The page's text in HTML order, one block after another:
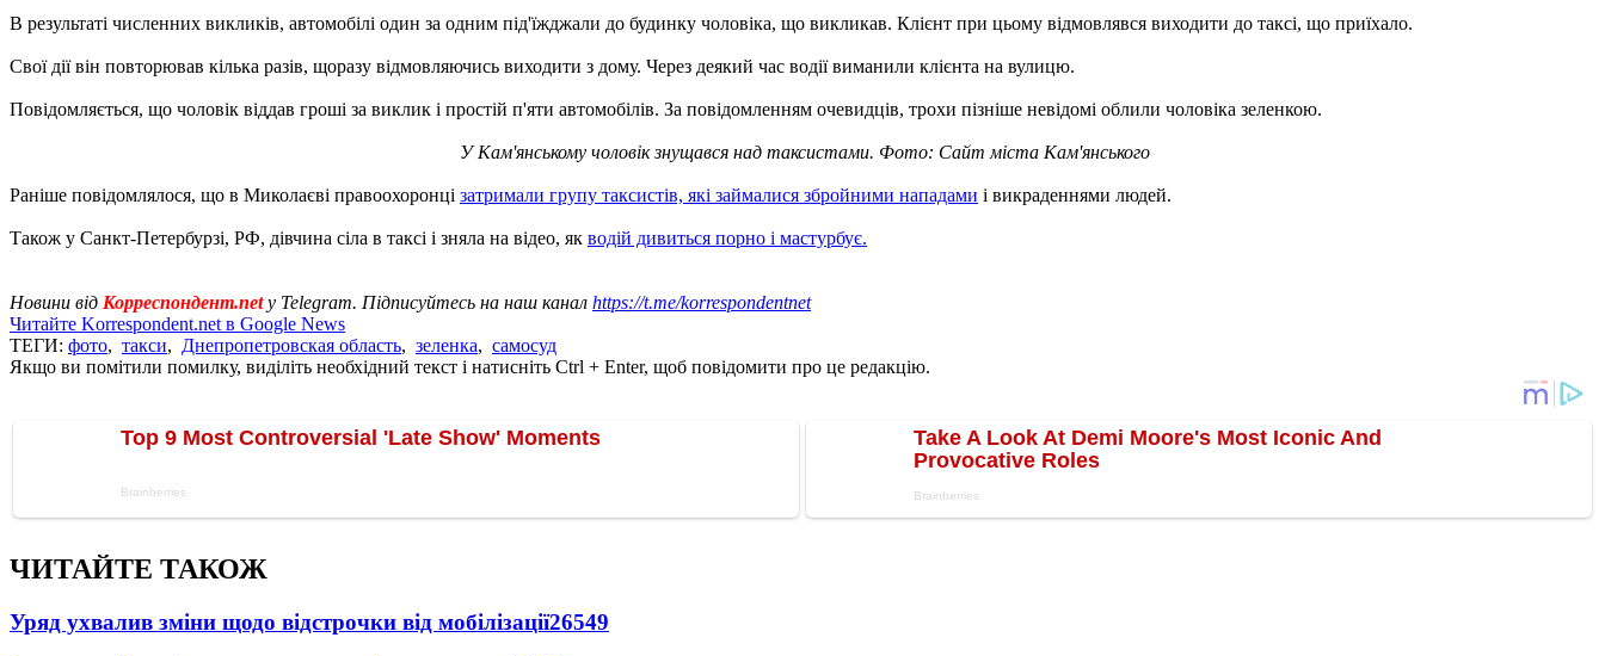
В результаті численних викликів, автомобілі один за одним під'їжджали до будинку чоловіка, що викликав. Клієнт при цьому відмовлявся виходити до таксі, що приїхало.
Свої дії він повторював кілька разів, щоразу відмовляючись виходити з дому. Через деякий час водії виманили клієнта на вулицю.
Повідомляється, що чоловік віддав гроші за виклик і простій п'яти автомобілів. За повідомленням очевидців, трохи пізніше невідомі облили чоловіка зеленкою.
У Кам'янському чоловік знущався над таксистами. Фото: Сайт міста Кам'янського
Раніше повідомлялося, що в Миколаєві правоохоронці затримали групу таксистів, які займалися збройними нападами і викраденнями людей.
Також у Санкт-Петербурзі, РФ, дівчина сіла в таксі і зняла на відео, як водій дивиться порно і мастурбує.
Новини від Корреспондент.netу Telegram. Підписуйтесь на наш канал https://t.me/korrespondentnet
Читайте Korrespondent.net в Google News
ТЕГИ: фото, такси, Днепропетровская область, зеленка, самосуд
Якщо ви помітили помилку, виділіть необхідний текст і натисніть Ctrl + Enter, щоб повідомити про це редакцію.
ЧИТАЙТЕ ТАКОЖ
Уряд ухвалив зміни щодо відстрочки від мобілізації26549